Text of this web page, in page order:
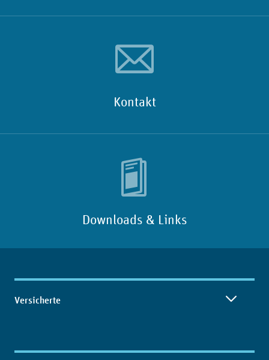
Kontakt
Downloads & Links
Inhaltsübersicht
Versicherte